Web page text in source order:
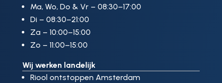
Ma, Wo, Do & Vr – 08:30–17:00
Di – 08:30–21:00
Za – 10:00–15:00
Zo – 11:00–15:00
Wij werken landelijk
Riool ontstoppen Amsterdam